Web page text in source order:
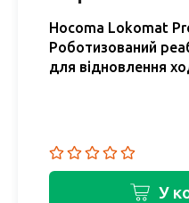
Hocoma Lokomat
Роботизований
для відновлення
У